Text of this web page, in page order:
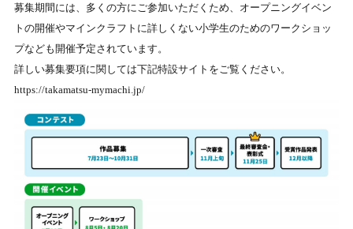
募集期間には、多くの方にご参加いただくため、オープニングイベン
トの開催やマインクラフトに詳しくない小学生のためのワークショッ
プなども開催予定されています。
詳しい募集要項に関しては下記特設サイトをご覧ください。
https://takamatsu-mymachi.jp/